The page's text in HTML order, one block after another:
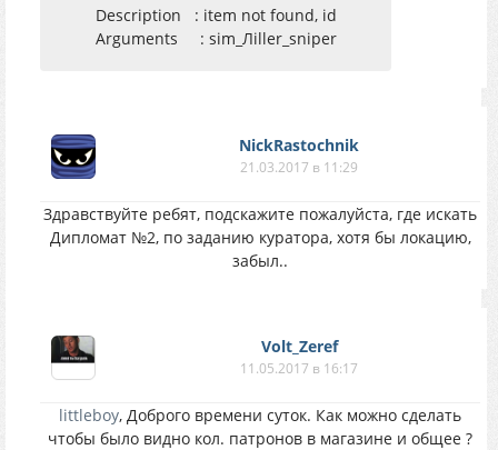
Description : item not found, id
Arguments : sim_Лiller_sniper
NickRastochnik
21.03.2017 в 11:29
Здравствуйте ребят, подскажите пожалуйста, где искать
Дипломат №2, по заданию куратора, хотя бы локацию,
забыл..
Volt_Zeref
11.05.2017 в 16:17
littleboy, Доброго времени суток. Как можно сделать
чтобы было видно кол. патронов в магазине и общее ?